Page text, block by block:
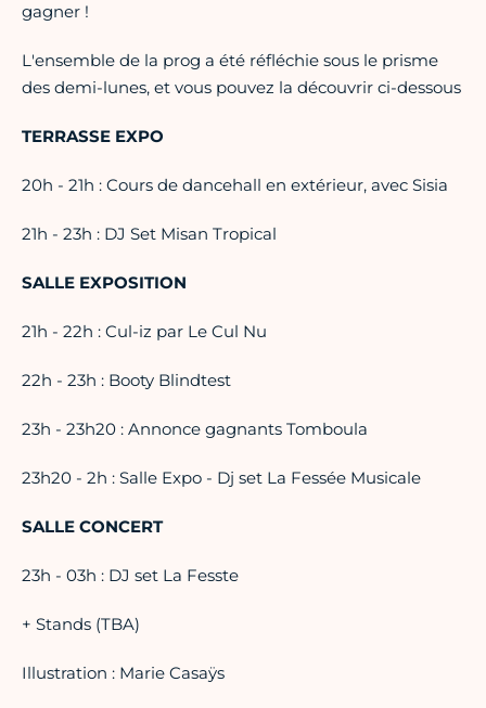
gagner !
L'ensemble de la prog a été réfléchie sous le prisme
des demi-lunes, et vous pouvez la découvrir ci-dessous
TERRASSE EXPO
20h - 21h : Cours de dancehall en extérieur, avec Sisia
21h - 23h : DJ Set Misan Tropical
SALLE EXPOSITION
21h - 22h : Cul-iz par Le Cul Nu
22h - 23h : Booty Blindtest
23h - 23h20 : Annonce gagnants Tomboula
23h20 - 2h : Salle Expo - Dj set La Fessée Musicale
SALLE CONCERT
23h - 03h : DJ set La Fesste
+ Stands (TBA)
Illustration : Marie Casaÿs